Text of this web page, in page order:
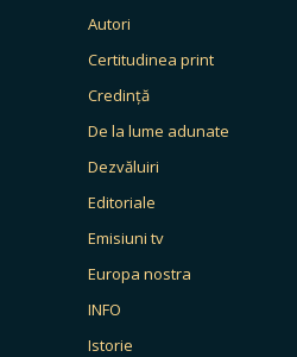
Autori
Certitudinea print
Credință
De la lume adunate
Dezvăluiri
Editoriale
Emisiuni tv
Europa nostra
INFO
Istorie